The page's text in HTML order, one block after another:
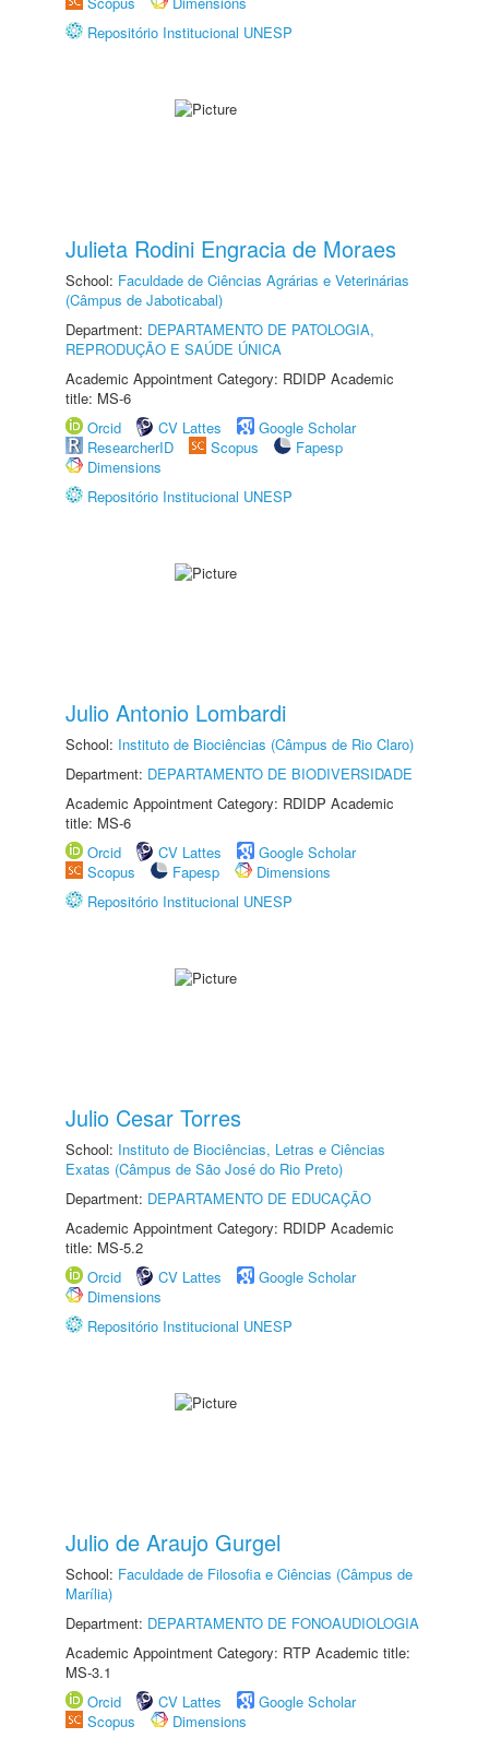
Repositório Institucional UNESP
Julieta Rodini Engracia de Moraes
School: Faculdade de Ciências Agrárias e Veterinárias
(Câmpus de Jaboticabal)
Department: DEPARTAMENTO DE PATOLOGIA,
REPRODUÇÃO E SAÚDE ÚNICA
Academic Appointment Category: RDIDP Academic
title: MS-6
Orcid
CV Lattes
Google Scholar
ResearcherID
Scopus
Fapesp
Dimensions
Repositório Institucional UNESP
Julio Antonio Lombardi
School: Instituto de Biociências (Câmpus de Rio Claro)
Department: DEPARTAMENTO DE BIODIVERSIDADE
Academic Appointment Category: RDIDP Academic
title: MS-6
Orcid
CV Lattes
Google Scholar
Scopus
Fapesp
Dimensions
Repositório Institucional UNESP
Julio Cesar Torres
School: Instituto de Biociências, Letras e Ciências
Exatas (Câmpus de São José do Rio Preto)
Department: DEPARTAMENTO DE EDUCAÇÃO
Academic Appointment Category: RDIDP Academic
title: MS-5.2
Orcid
CV Lattes
Google Scholar
Dimensions
Repositório Institucional UNESP
Julio de Araujo Gurgel
School: Faculdade de Filosofia e Ciências (Câmpus de
Marília)
Department: DEPARTAMENTO DE FONOAUDIOLOGIA
Academic Appointment Category: RTP Academic title:
MS-3.1
Orcid
CV Lattes
Google Scholar
Scopus
Dimensions